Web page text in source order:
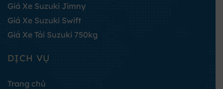
Giá Xe Suzuki Jimny
Giá Xe Suzuki Swift
Giá Xe Tải Suzuki 750kg
DỊCH VỤ
Trang chủ